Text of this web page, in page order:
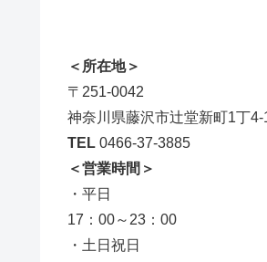
＜所在地＞
〒251-0042
神奈川県藤沢市辻堂新町1丁
TEL 0466-37-3885
＜営業時間＞
・平日
17：00～23：00
・土日祝日